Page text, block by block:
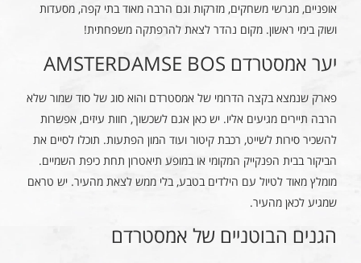
אופניים, מגרשי משחקים, מזרקות וגם הרבה מאוד בתי קפה, מסעדות
ושוק בימי ראשון. מקום נהדר לצאת להרפתקה משפחתית!
יער אמסטרדם AMSTERDAMSE BOS
פארק שנמצא בקצה הדרומי של אמסטרדם והוא סוג של סוד שמור שלא
הרבה תיירים מגיעים אליו. יש כאן אגם לשכשוך, חוות עיזים, אפשרות
להשכיר סירות לשייט, רכבת קיטור ועוד המון הפתעות. תוכלו לסיים את
הביקור בבית הפנקייק המקומי או במופע תיאטרון תחת כיפת השמיים.
מומלץ מאוד לטיול עם הילדים בטבע, בלי ממש לצאת מהעיר. יש טראם
שמגיע לכאן מהעיר.
הגנים הבוטניים של אמסטרדם